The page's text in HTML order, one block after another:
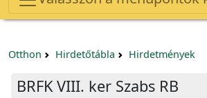
Otthon Hirdetőtábla Hirdetmények
BRFK VIII. ker Szabs RB